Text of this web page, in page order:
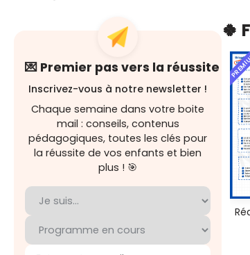
💌 Premier pas vers la réussite
Inscrivez-vous à notre newsletter !
Chaque semaine dans votre boite
mail : conseils, contenus
pédagogiques, toutes les clés pour
la réussite de vos enfants et bien
plus ! 🎯
🍀